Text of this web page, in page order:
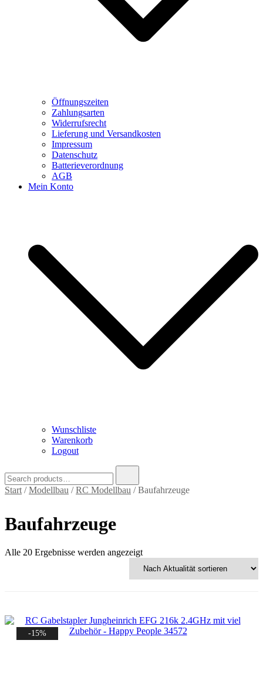
Öffnungszeiten
Zahlungsarten
Widerrufsrecht
Lieferung und Versandkosten
Impressum
Datenschutz
Batterieverordnung
AGB
Mein Konto
Wunschliste
Warenkorb
Logout
for:
Start /Modellbau /RC Modellbau / Baufahrzeuge
Baufahrzeuge
Alle 20 Ergebnisse werden angezeigtNach
sortiert
-15%